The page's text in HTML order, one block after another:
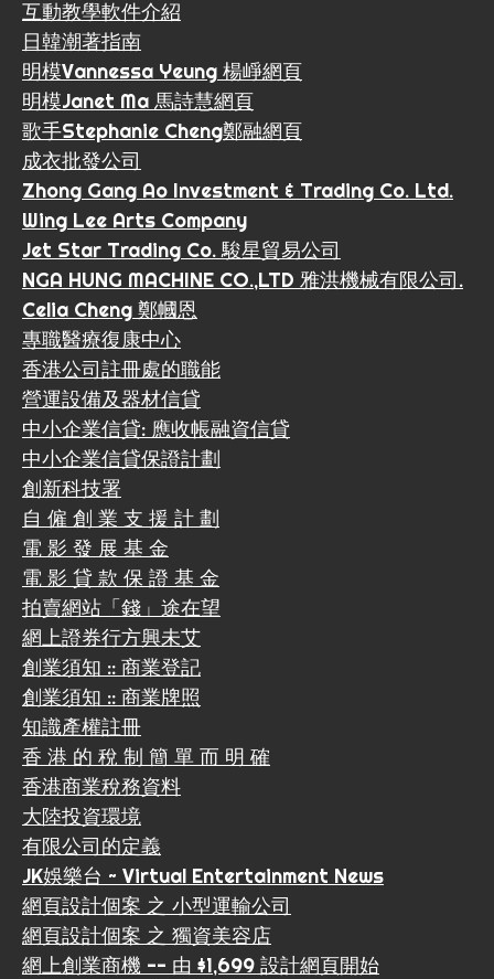
互動教學軟件介紹
日韓潮著指南
明模Vannessa Yeung 楊崢網頁
明模Janet Ma 馬詩慧網頁
歌手Stephanie Cheng鄭融網頁
成衣批發公司
Zhong Gang Ao Investment & Trading Co. Ltd.
Wing Lee Arts Company
Jet Star Trading Co. 駿星貿易公司
NGA HUNG MACHINE CO.,LTD 雅洪機械有限公司.
Celia Cheng 鄭幗恩
專職醫療復康中心
香港公司註冊處的職能
營運設備及器材信貸
中小企業信貸: 應收帳融資信貸
中小企業信貸保證計劃
創新科技署
自 僱 創 業 支 援 計 劃
電 影 發 展 基 金
電 影 貸 款 保 證 基 金
拍賣網站「錢」途在望
網上證券行方興未艾
創業須知 :: 商業登記
創業須知 :: 商業牌照
知識產權註冊
香 港 的 稅 制 簡 單 而 明 確
香港商業稅務資料
大陸投資環境
有限公司的定義
JK娛樂台 ~ Virtual Entertainment News
網頁設計個案 之 小型運輸公司
網頁設計個案 之 獨資美容店
網上創業商機 -- 由 $1,699 設計網頁開始